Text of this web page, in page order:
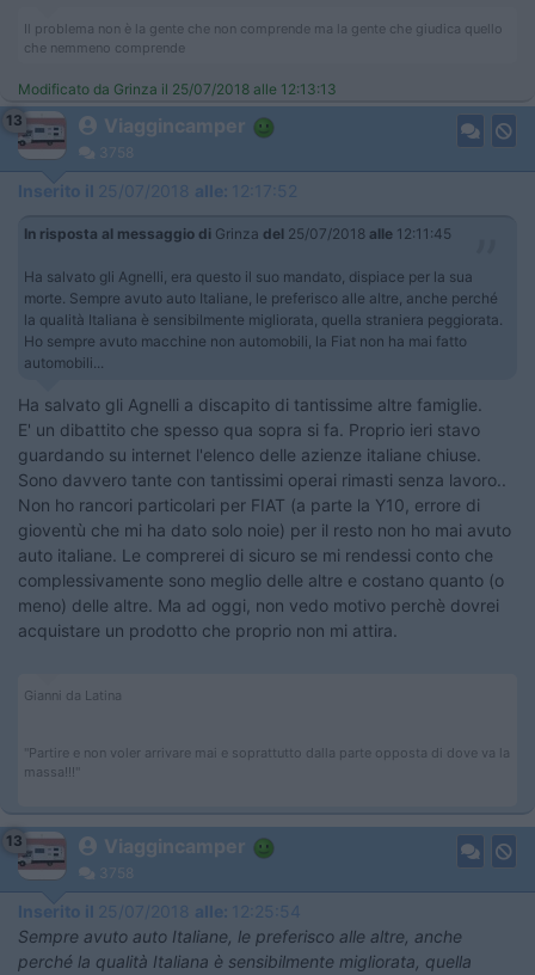
Il problema non è la gente che non comprende ma la gente che giudica quello
che nemmeno comprende
Modificato da Grinza il 25/07/2018 alle 12:13:13
13
Viaggincamper
3758
Inserito il 25/07/2018 alle: 12:17:52
In risposta al messaggio di Grinza del 25/07/2018 alle 12:11:45
Ha salvato gli Agnelli, era questo il suo mandato, dispiace per la sua
morte. Sempre avuto auto Italiane, le preferisco alle altre, anche perché
la qualità Italiana è sensibilmente migliorata, quella straniera peggiorata.
Ho sempre avuto macchine non automobili, la Fiat non ha mai fatto
automobili...
Ha salvato gli Agnelli a discapito di tantissime altre famiglie.
E' un dibattito che spesso qua sopra si fa. Proprio ieri stavo
guardando su internet l'elenco delle azienze italiane chiuse.
Sono davvero tante con tantissimi operai rimasti senza lavoro..
Non ho rancori particolari per FIAT (a parte la Y10, errore di
gioventù che mi ha dato solo noie) per il resto non ho mai avuto
auto italiane. Le comprerei di sicuro se mi rendessi conto che
complessivamente sono meglio delle altre e costano quanto (o
meno) delle altre. Ma ad oggi, non vedo motivo perchè dovrei
acquistare un prodotto che proprio non mi attira.
Gianni da Latina
"Partire e non voler arrivare mai e soprattutto dalla parte opposta di dove va la
massa!!!"
13 Viaggincamper
3758
Inserito il 25/07/2018 alle: 12:25:54
Sempre avuto auto Italiane, le preferisco alle altre, anche
perché la qualità Italiana è sensibilmente migliorata, quella